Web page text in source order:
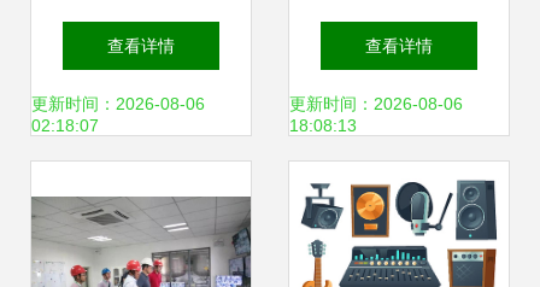
成为新的“世界工
厂”？对文艺创作服
查看详情
更新时间：2026-08-06
02:18:07
英镑，Halewood工
厂电动化转型启航
查看详情
更新时间：2026-08-06
18:08:13